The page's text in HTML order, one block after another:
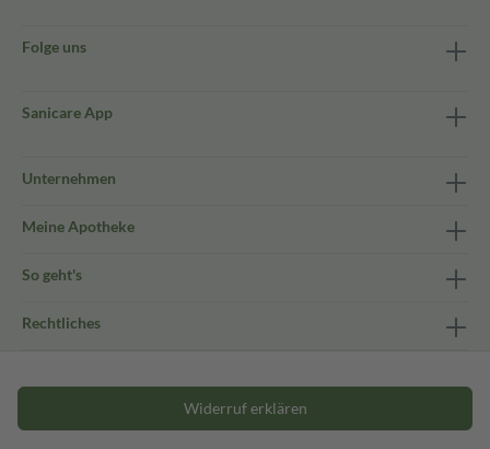
Folge uns
Sanicare App
Unternehmen
Meine Apotheke
So geht's
Rechtliches
Widerruf erklären